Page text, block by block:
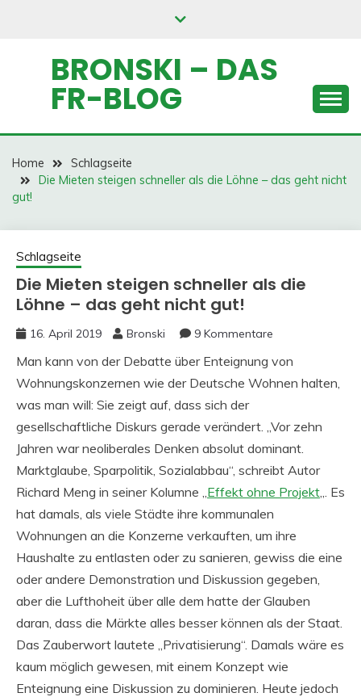
BRONSKI – DAS
FR-BLOG
Home
Schlagseite
Die Mieten steigen schneller als die Löhne – das geht nicht
gut!
Schlagseite
Die Mieten steigen schneller als die
Löhne – das geht nicht gut!
16. April 2019 Bronski 9 Kommentare
Man kann von der Debatte über Enteignung von
Wohnungskonzernen wie der Deutsche Wohnen halten,
was man will: Sie zeigt auf, dass sich der
gesellschaftliche Diskurs gerade verändert. „Vor zehn
Jahren war neoliberales Denken absolut dominant.
Marktglaube, Sparpolitik, Sozialabbau“, schreibt Autor
Richard Meng in seiner Kolumne „Effekt ohne Projekt„. Es
hat damals, als viele Städte ihre kommunalen
Wohnungen an die Konzerne verkauften, um ihre
Haushalte zu entlasten oder zu sanieren, gewiss die eine
oder andere Demonstration und Diskussion gegeben,
aber die Lufthoheit über alle dem hatte der Glauben
daran, dass die Märkte alles besser können als der Staat.
Das Zauberwort lautete „Privatisierung“. Damals wäre es
kaum möglich gewesen, mit einem Konzept wie
Enteignung eine Diskussion zu dominieren. Heute jedoch